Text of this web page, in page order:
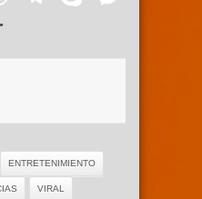
ENTRETENIMIENTO
VIRAL